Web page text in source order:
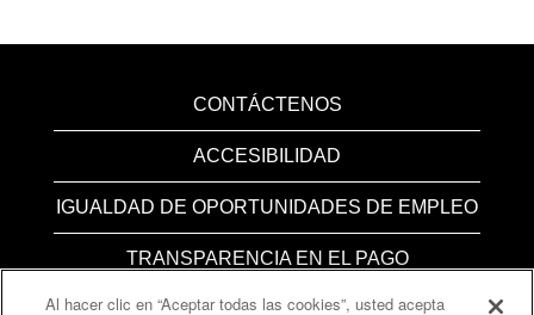
CONTÁCTENOS
ACCESIBILIDAD
IGUALDAD DE OPORTUNIDADES DE EMPLEO
TRANSPARENCIA EN EL PAGO
Administrador de consentimiento de cookies
Al hacer clic en “Aceptar todas las cookies”, usted acepta